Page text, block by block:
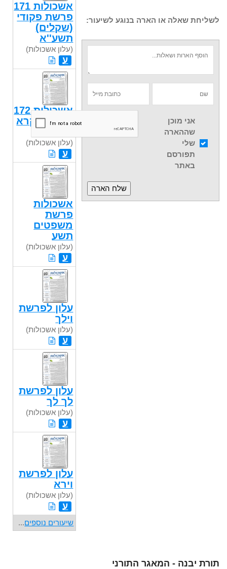
תורת יבנה - המאגר התורני
לשליחת שאלה או הארה בנוגע לשיעור:
אני מוכן
שההארה
שלי
תפורסם
באתר
אשכולות 171
פרשת פקודי
(שקלים)
תשע''א
(עלון אשכולות)
ע
אשכולות 172
פרשת ויקרא
תשע"א
(עלון אשכולות)
ע
אשכולות
פרשת
משפטים
תשע
(עלון אשכולות)
ע
עלון לפרשת
וילך
(עלון אשכולות)
ע
עלון לפרשת
לך לך
(עלון אשכולות)
ע
עלון לפרשת
וירא
(עלון אשכולות)
ע
שיעורים נוספים...